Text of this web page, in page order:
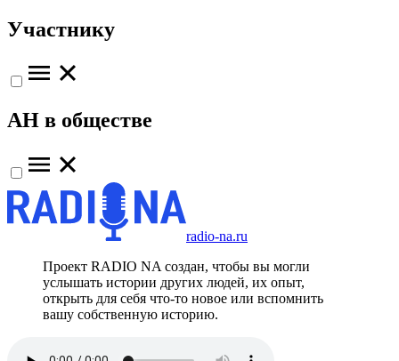
Участнику
АН в обществе
radio-na.ru
Проект RADIO NA создан, чтобы вы могли
услышать истории других людей, их опыт,
открыть для себя что-то новое или вспомнить
вашу собственную историю.